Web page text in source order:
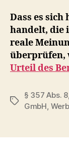
Dass es
handelt, die
reale
überprüfen,
Urteil des
Schlagwörter
§ 357 Abs. 8,
GmbH,